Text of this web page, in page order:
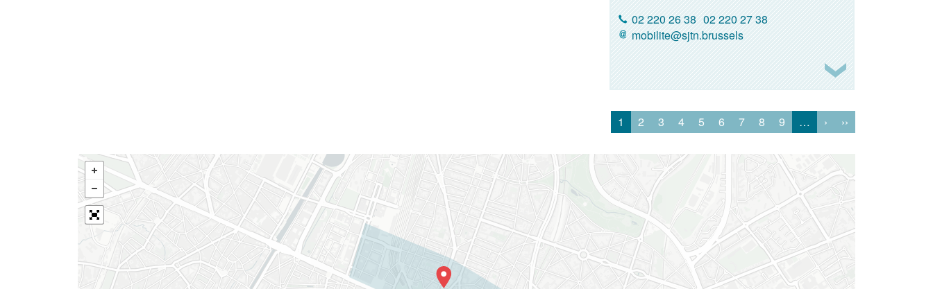
02 220 26 38 02 220 27 38
mobilite@sjtn.brussels
1 2 3 4 5 6 7 8 9 … › ››